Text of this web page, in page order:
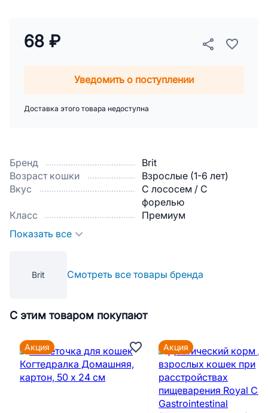
Бренд
Brit
Возраст кошки
Взрослые (1-6 лет)
Вкус
С лососем / С
форелью
Класс
Премиум
Показать все
Brit Смотреть все товары бренда
68 ₽
Уведомить о поступлении
Доставка этого товара недоступна
С этим товаром покупают
Акция Акция